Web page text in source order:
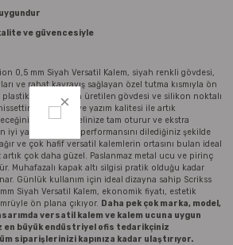
ve güvencesiyle
0,5 mm Siyah Versatil Kalem, siyah renkli gövdesi,
ve rahat kavrayış sağlayan özel tutma kısmıyla ön
plastik materyalden üretilen gövdesi ve silikon noktalı
konfor ve yazım kalitesi ile artık
bu kalem, elinize tam oturur ve ekstra
iyi yazım ve çizim performansını dilediğiniz şekilde
ve çok hafif versatil kalemlerin ortasını bulan ideal
artık çok daha güzel. Paslanmaz metal ucu ve pirinç
Muhafazalı kapak altı silgisi pratik olduğu kadar
Günlük kullanım için ideal dizayna sahip Scrikss
Siyah Versatil Kalem, ekonomik fiyatı, estetik
ön plana çıkıyor. Daha pek çok marka, model,
versatil kalem ve kalem ucuna uygun
büyük endüstriyel ofis tedarikçiniz
siparişlerinizi kapınıza kadar ulaştırıyor.